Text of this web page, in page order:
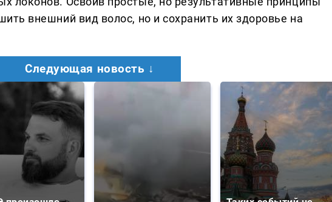
внешний вид волос, но и сохранить их здоровье на
Следующая новость ↓